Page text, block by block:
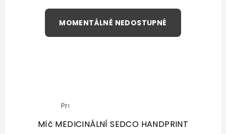
Průměrné
produktu
je
Míč MEDICINÁLNÍ SEDCO HANDPRINT